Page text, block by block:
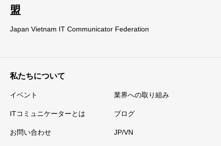
盟
Japan Vietnam IT Communicator Federation
私たちについて
イベント 業界への取り組み
ITコミュニケーターとは ブログ
お問い合わせ JP/VN